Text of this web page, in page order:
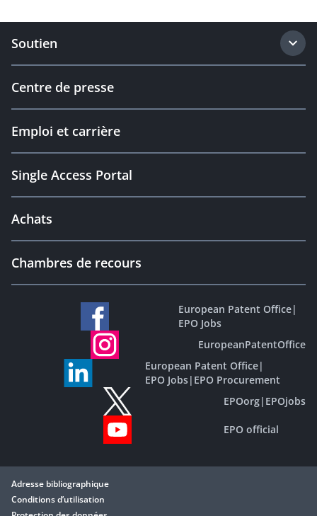
Soutien
Centre de presse
Emploi et carrière
Single Access Portal
Achats
Chambres de recours
European Patent Office|
EPO Jobs
EuropeanPatentOffice
European Patent Office|
EPO Jobs| EPO Procurement
EPOorg| EPOjobs
EPO official
Adresse bibliographique
Conditions d’utilisation